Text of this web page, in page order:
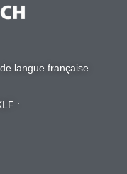
langue française
: